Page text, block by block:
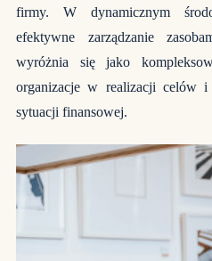
firmy. W dynamicznym
efektywne zarządzanie
wyróżnia się jako
organizacje w realizacji celów i
sytuacji finansowej.